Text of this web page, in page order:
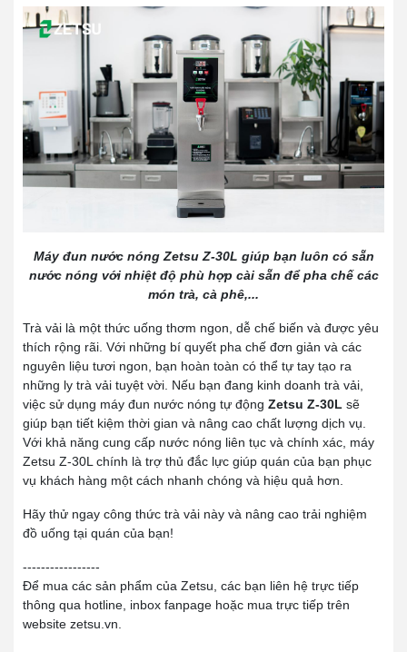
Máy đun nước nóng Zetsu Z-30L giúp bạn luôn có sẵn
nước nóng với nhiệt độ phù hợp cài sẵn để pha chế các
món trà, cà phê,...
Trà vải là một thức uống thơm ngon, dễ chế biến và được yêu
thích rộng rãi. Với những bí quyết pha chế đơn giản và các
nguyên liệu tươi ngon, bạn hoàn toàn có thể tự tay tạo ra
những ly trà vải tuyệt vời. Nếu bạn đang kinh doanh trà vải,
việc sử dụng máy đun nước nóng tự động Zetsu Z-30L sẽ
giúp bạn tiết kiệm thời gian và nâng cao chất lượng dịch vụ.
Với khả năng cung cấp nước nóng liên tục và chính xác, máy
Zetsu Z-30L chính là trợ thủ đắc lực giúp quán của bạn phục
vụ khách hàng một cách nhanh chóng và hiệu quả hơn.
Hãy thử ngay công thức trà vải này và nâng cao trải nghiệm
đồ uống tại quán của bạn!
-----------------
Để mua các sản phẩm của Zetsu, các bạn liên hệ trực tiếp
thông qua hotline, inbox fanpage hoặc mua trực tiếp trên
website zetsu.vn.